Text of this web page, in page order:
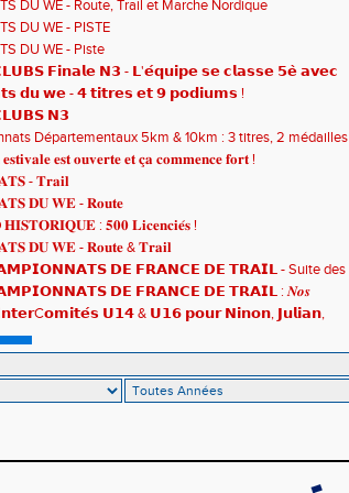
DU WE - Route, Trail et Marche Nordique
DU WE - PISTE
DU WE - Piste
𝗙𝗶𝗻𝗮𝗹𝗲 𝗡𝟯 - 𝗟'𝗲́𝗾𝘂𝗶𝗽𝗲 𝘀𝗲 𝗰𝗹𝗮𝘀𝘀𝗲 𝟱𝗲̀ 𝗮𝘃𝗲𝗰
𝗱𝘂 𝘄𝗲 - 𝟰 𝘁𝗶𝘁𝗿𝗲𝘀 𝗲𝘁 𝟵 𝗽𝗼𝗱𝗶𝘂𝗺𝘀 !
𝗡𝟯
Départementaux 5km & 10km : 3 titres, 2 médailles
et un max de plaisir pour tous !
𝐞𝐬𝐭 𝐨𝐮𝐯𝐞𝐫𝐭𝐞 𝐞𝐭 𝐜̧𝐚 𝐜𝐨𝐦𝐦𝐞𝐧𝐜𝐞 𝐟𝐨𝐫𝐭 !
- 𝐓𝐫𝐚𝐢𝐥
𝐃𝐔 𝐖𝐄 - 𝐑𝐨𝐮𝐭𝐞
: 𝟓𝟎𝟎 𝐋𝐢𝐜𝐞𝐧𝐜𝐢𝐞́𝐬 !
𝐃𝐔 𝐖𝐄 - 𝐑𝐨𝐮𝐭𝐞 & 𝐓𝐫𝐚𝐢𝐥
𝗗𝗘 𝗙𝗥𝗔𝗡𝗖𝗘 𝗗𝗘 𝗧𝗥𝗔𝗜𝗟 - Suite des
𝗗𝗘 𝗙𝗥𝗔𝗡𝗖𝗘 𝗗𝗘 𝗧𝗥𝗔𝗜𝗟 : 𝑵𝒐𝒔
4 𝒎𝒆́𝒅𝒂𝒊𝒍𝒍𝒆𝒔 !𝗨𝟭𝟰 & 𝗨𝟭𝟲 𝗽𝗼𝘂𝗿 𝗡𝗶𝗻𝗼𝗻, 𝗝𝘂𝗹𝗶𝗮𝗻,